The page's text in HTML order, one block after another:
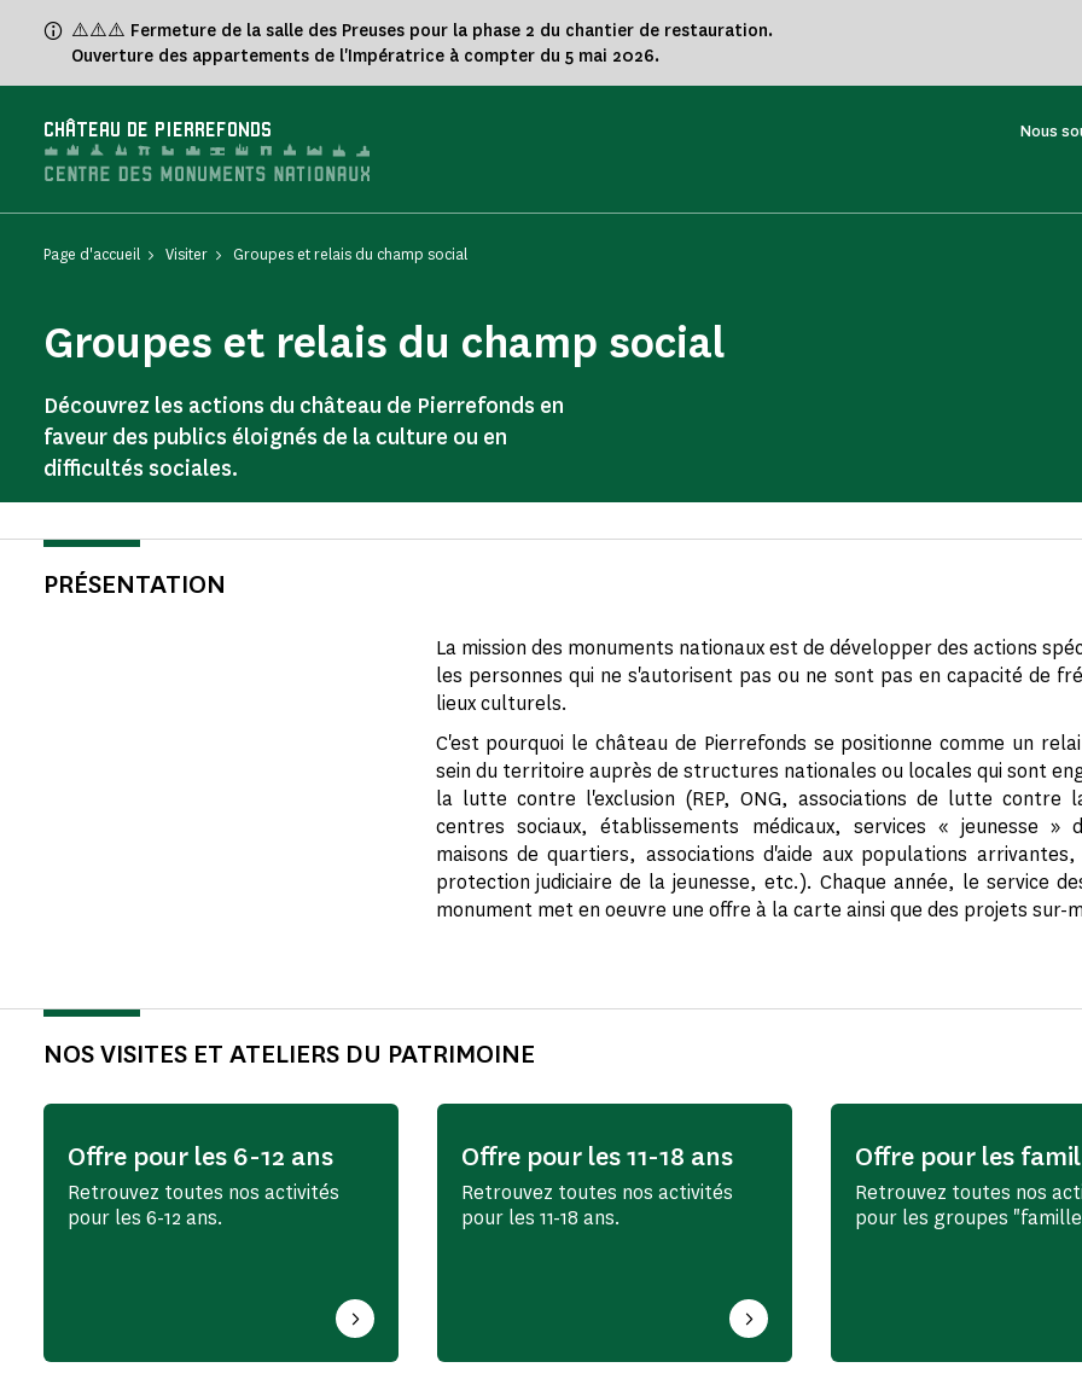
⚠️⚠️⚠️ Fermeture de la salle des Preuses pour la phase 2 du chantier de restauration.
Ouverture des appartements de l'Impératrice à compter du 5 mai 2026.
CHÂTEAU DE PIERREFONDS Nous
Page d'accueil Visiter Groupes et relais du champ social
Groupes et relais du champ social
Découvrez les actions du château de Pierrefonds en
faveur des publics éloignés de la culture ou en
difficultés sociales.
PRÉSENTATION
La mission des monuments nationaux est de développer des actions
les personnes qui ne s'autorisent pas ou ne sont pas en capacité de
lieux culturels.
C'est pourquoi le château de Pierrefonds se positionne comme un
sein du territoire auprès de structures nationales ou locales qui sont
la lutte contre l'exclusion (REP, ONG, associations de lutte contre
centres sociaux, établissements médicaux, services « jeunesse »
maisons de quartiers, associations d'aide aux populations
protection judiciaire de la jeunesse, etc.). Chaque année, le service
monument met en oeuvre une offre à la carte ainsi que des projets sur-
NOS VISITES ET ATELIERS DU PATRIMOINE
Offre pour les 6-12 ans
Retrouvez toutes nos activités
pour les 6-12 ans.
Offre pour les 11-18 ans
Retrouvez toutes nos activités
pour les 11-18 ans.
Offre pour les
Retrouvez toutes nos
pour les groupes